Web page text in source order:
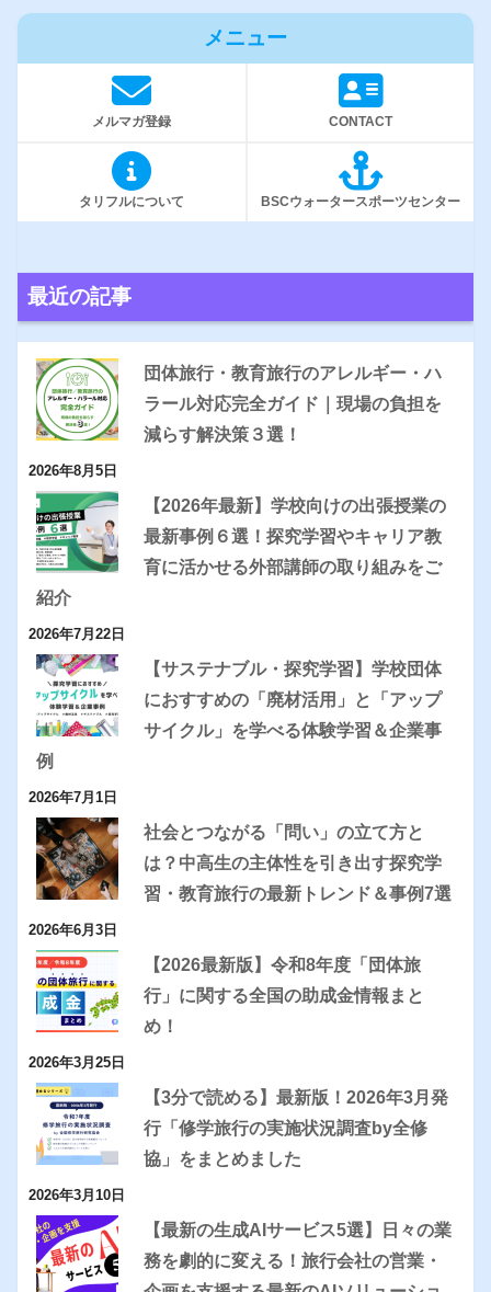
メニュー
メルマガ登録 CONTACT
タリフルについて BSCウォータースポーツセンター
最近の記事
団体旅行・教育旅行のアレルギー・ハ
ラール対応完全ガイド｜現場の負担を
減らす解決策３選！
2026年8月5日
【2026年最新】学校向けの出張授業の
最新事例６選！探究学習やキャリア教
育に活かせる外部講師の取り組みをご
紹介
2026年7月22日
【サステナブル・探究学習】学校団体
におすすめの「廃材活用」と「アップ
サイクル」を学べる体験学習＆企業事
例
2026年7月1日
社会とつながる「問い」の立て方と
は？中高生の主体性を引き出す探究学
習・教育旅行の最新トレンド＆事例7選
2026年6月3日
【2026最新版】令和8年度「団体旅
行」に関する全国の助成金情報まと
め！
2026年3月25日
【3分で読める】最新版！2026年3月発
行「修学旅行の実施状況調査by全修
協」をまとめました
2026年3月10日
【最新の生成AIサービス5選】日々の業
務を劇的に変える！旅行会社の営業・